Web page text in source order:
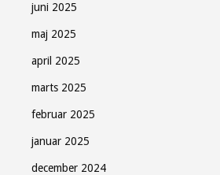
juni 2025
maj 2025
april 2025
marts 2025
februar 2025
januar 2025
december 2024